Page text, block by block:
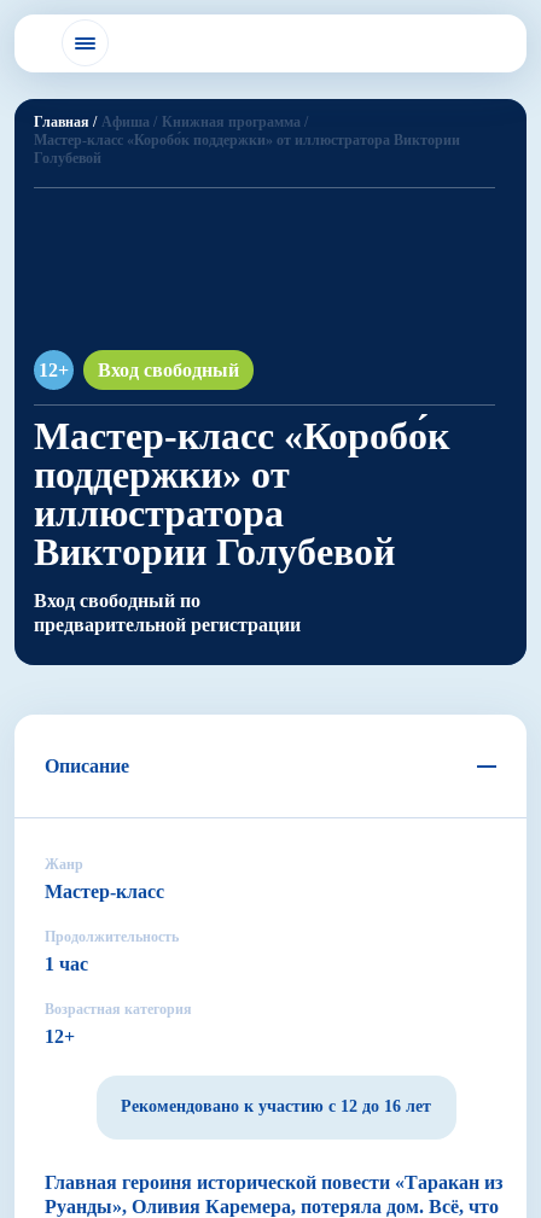
Главная / Афиша / Книжная программа /
Мастер-класс «Коробо́к поддержки» от иллюстратора Виктории
Голубевой
12+ Вход свободный
Мастер-класс «Коробо́к
поддержки» от
иллюстратора
Виктории Голубевой
Вход свободный по
предварительной регистрации
Описание
Главная героиня исторической повести «Таракан из
Руанды», Оливия Каремера, потеряла дом. Всё, что
Жанр
Мастер-класс
Продолжительность
1 час
Возрастная категория
12+
Рекомендовано к участию с 12 до 16 лет